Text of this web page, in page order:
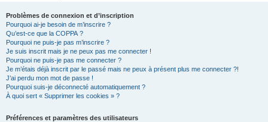
Problèmes de connexion et d’inscription
Pourquoi ai-je besoin de m’inscrire ?
Qu’est-ce que la COPPA ?
Pourquoi ne puis-je pas m’inscrire ?
Je suis inscrit mais je ne peux pas me connecter !
Pourquoi ne puis-je pas me connecter ?
Je m’étais déjà inscrit par le passé mais ne peux à présent plus me connecter ?!
J’ai perdu mon mot de passe !
Pourquoi suis-je déconnecté automatiquement ?
À quoi sert « Supprimer les cookies » ?
Préférences et paramètres des utilisateurs